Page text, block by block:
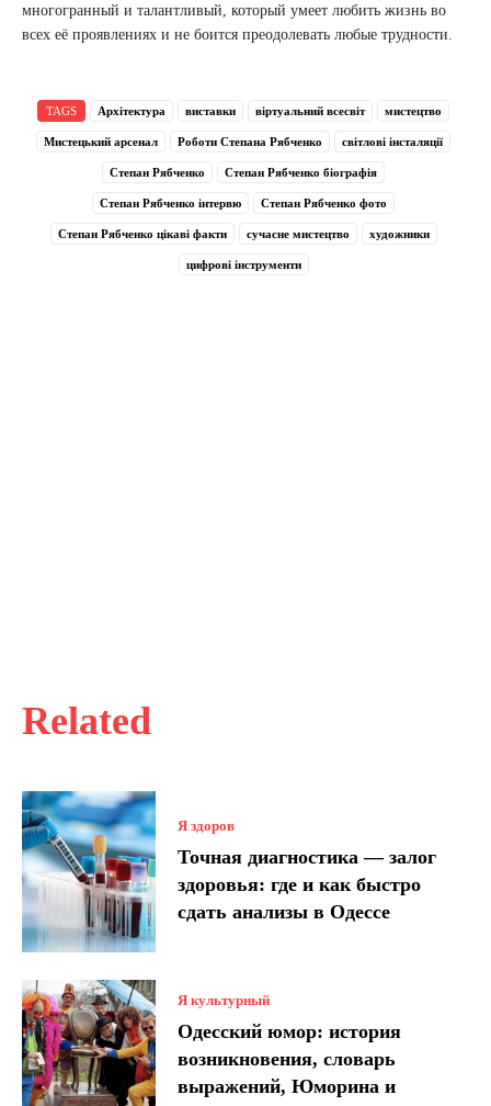
Related
Я здоров
Точная диагностика — залог
здоровья: где и как быстро
сдать анализы в Одессе
Я культурный
Одесский юмор: история
возникновения, словарь
выражений, Юморина и
многогранный и талантливый, который умеет любить жизнь во
всех её проявлениях и не боится преодолевать любые трудности.
TAGS Архітектура виставки віртуальний всесвіт мистецтво
Мистецький арсенал Роботи Степана Рябченко світлові інсталяції
Степан Рябченко Степан Рябченко біографія
Степан Рябченко інтервю Степан Рябченко фото
Степан Рябченко цікаві факти сучасне мистецтво художники
цифрові інструменти